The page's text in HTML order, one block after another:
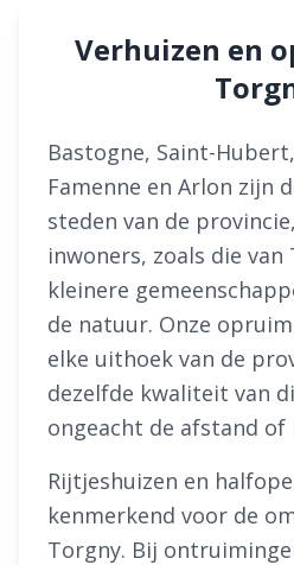
Verhuizen en
Bastogne, Saint-
Famenne en Arlon zijn
steden van de
inwoners, zoals die van
kleinere
de natuur. Onze
elke uithoek van de
dezelfde kwaliteit van
ongeacht de afstand of
Rijtjeshuizen en
kenmerkend voor de
Torgny. Bij